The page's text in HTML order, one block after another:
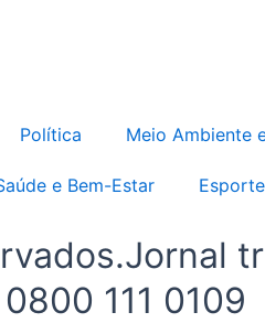
Política Meio Ambiente
e Bem-Estar
111 0109